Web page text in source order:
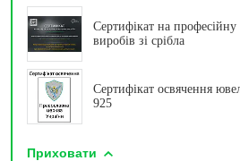
Сертифікат на
виробів зі срібла
Сертифікат освячення
925
Приховати